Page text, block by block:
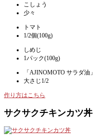
こしょう
少々
トマト
1/2個(100g)
しめじ
1パック(100g)
「AJINOMOTO サラダ油」
大さじ1/2
作り方はこちら
サクサクチキンカツ丼